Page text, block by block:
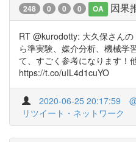
248 0 0 0 OA 因果
RT @kurodotty: 大久保さん
ら準実験、媒介分析、機械学
て、すごく参考になります！
https://t.co/uIL4d1cuYO
2020-06-25 20:17:59
リツイート・ネットワーク